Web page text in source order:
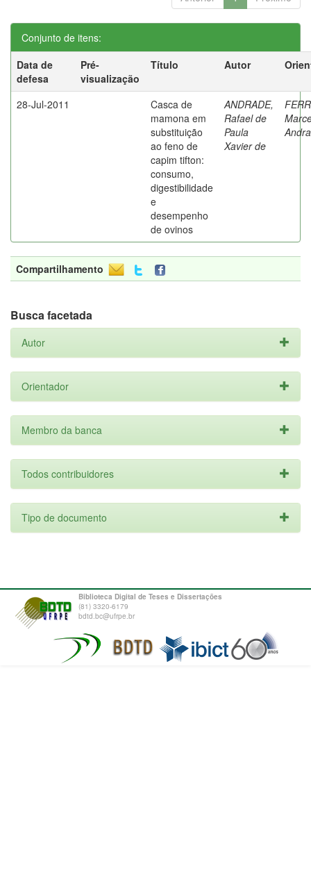
Conjunto de itens:
Data de
defesa
Pré-
visualização
Título Autor
28-Jul-2011
Casca de
mamona em
substituição
ao feno de
capim tifton:
consumo,
digestibilidade
e
desempenho
de ovinos
ANDRADE,
Rafael de
Paula
Xavier de
Compartilhamento
Busca facetada
Autor
Orientador
Membro da banca
Todos contribuidores
Tipo de documento
Biblioteca Digital de Teses e Dissertações
(81) 3320-6179
bdtd.bc@ufrpe.br